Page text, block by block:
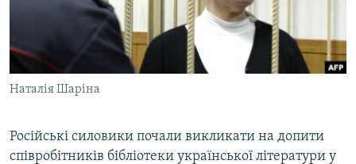
ДЕПОРТАЦІЯ
ВІДЕОУРОКИ «ELIFBE»
СВІДЧЕННЯ ОКУПАЦІЇ
УКРАЇНСЬКА ПРОБЛЕМА КРИМУ
ЯК ОБІЙТИ БЛОКУВАННЯ
Русский
Qırımtatar
Наталія Шаріна
Російські силовики почали викликати на допити
співробітників бібліотеки української літератури у